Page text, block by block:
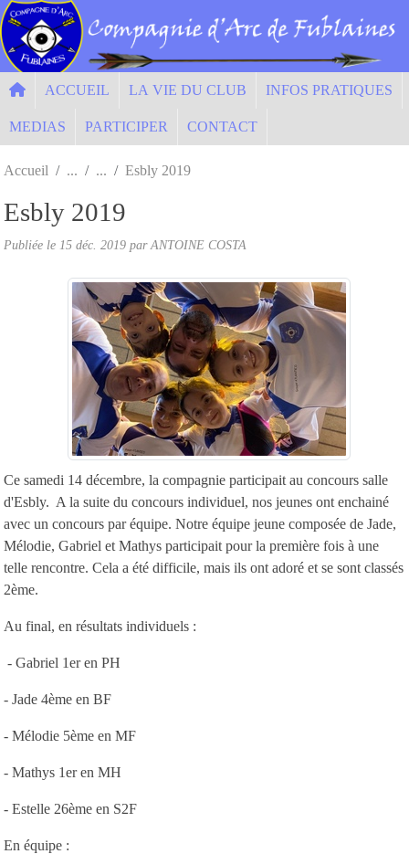
ACCUEIL LA VIE DU CLUB INFOS PRATIQUES
MEDIAS PARTICIPER CONTACT
Accueil Esbly 2019
Esbly 2019
Publiée le 15 déc. 2019 par ANTOINE COSTA
Ce samedi 14 décembre, la compagnie participait au concours salle
d'Esbly. A la suite du concours individuel, nos jeunes ont enchainé
avec un concours par équipe. Notre équipe jeune composée de Jade,
Mélodie, Gabriel et Mathys participait pour la première fois à une
telle rencontre. Cela a été difficile, mais ils ont adoré et se sont classés
2ème.
Au final, en résultats individuels :
- Gabriel 1er en PH
- Jade 4ème en BF
- Mélodie 5ème en MF
- Mathys 1er en MH
- Estelle 26ème en S2F
En équipe :
Panneau de gestion des cookies